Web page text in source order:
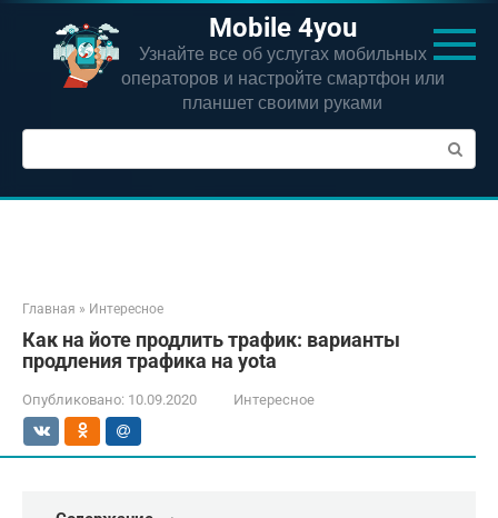
Перейти
контенту
Mobile 4you
Узнайте все об услугах мобильных
операторов и настройте смартфон или
планшет своими руками
Поиск:
Главная » Интересное
Как на йоте продлить трафик: варианты
продления трафика на yota
Опубликовано: 10.09.2020 Интересное